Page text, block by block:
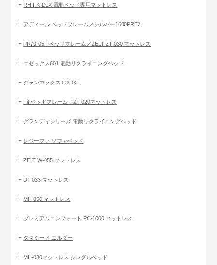
RH-FK-DLX 電動ベッド専用マットレス
アディール ベッドフレーム／シルバー1600PRE2
PR70-05F ベッドフレーム／ZELT ZT-030 マットレス
エゼックス601 電動リクライニングベッド
グランマックス GX-02F
Fit ベッドフレーム／ZT-020マットレス
グランディシリーズ 電動リクライニングベッド
レジーファ ソファベッド
ZELT W-055 マットレス
DT-033 マットレス
MH-050 マットレス
プレミアムコンフォート PC-1000 マットレス
タタミーノ エルダー
MH-030マットレス シングルベッド